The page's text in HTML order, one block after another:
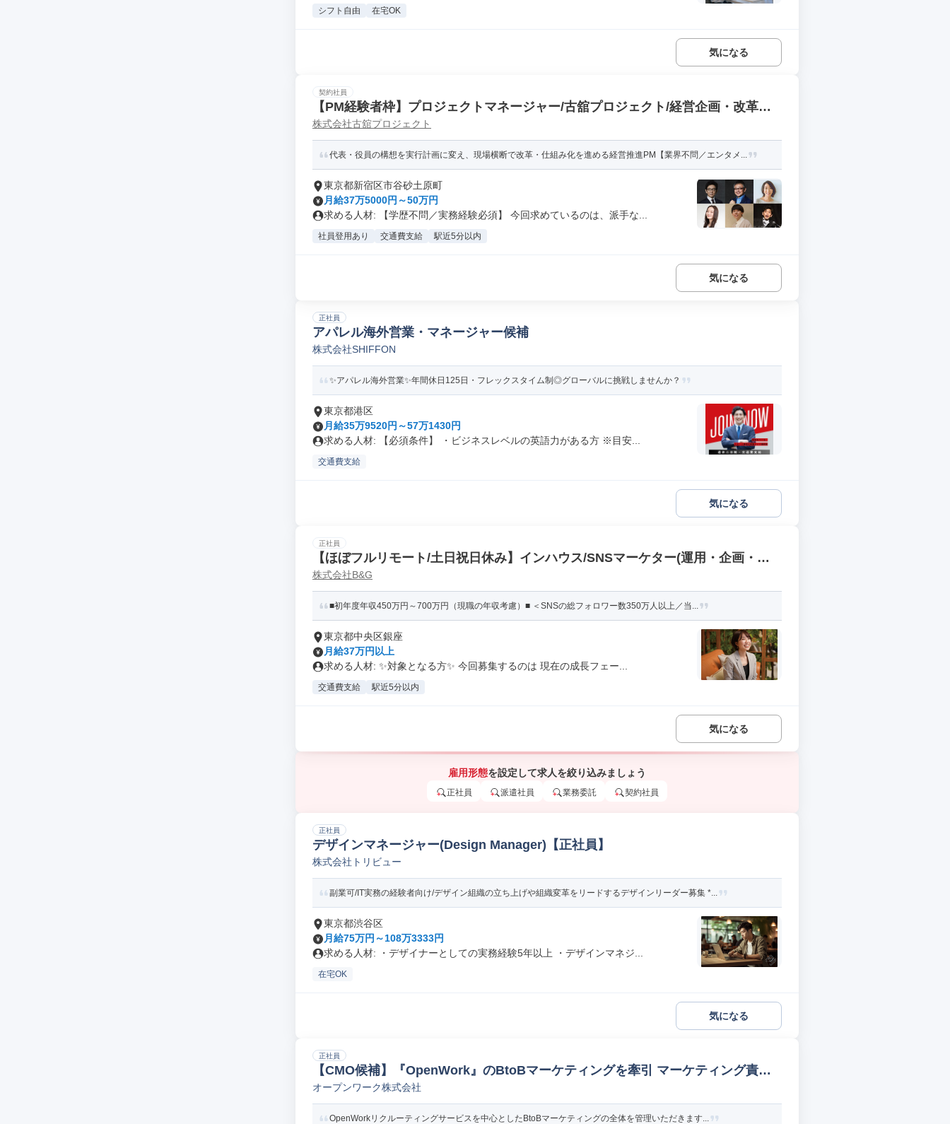
シフト自由 在宅OK
気になる
契約社員
【PM経験者枠】プロジェクトマネージャー/古舘プロジェクト/経営企画・改革推
進PM
株式会社古舘プロジェクト
代表・役員の構想を実行計画に変え、現場横断で改革・仕組み化を進める経営推進PM【業界不問／エンタメ...
東京都新宿区市谷砂土原町
月給37万5000円～50万円
求める人材: 【学歴不問／実務経験必須】 今回求めているのは、派手な...
社員登用あり 交通費支給 駅近5分以内
気になる
正社員
アパレル海外営業・マネージャー候補
株式会社SHIFFON
✨アパレル海外営業✨年間休日125日・フレックスタイム制◎グローバルに挑戦しませんか？
東京都港区
月給35万9520円～57万1430円
求める人材: 【必須条件】 ・ビジネスレベルの英語力がある方 ※目安...
交通費支給
気になる
正社員
【ほぼフルリモート/土日祝日休み】インハウス/SNSマーケター(運用・企画・撮
影・編集)※20代/30代の女性が活躍中
株式会社B&G
■初年度年収450万円～700万円（現職の年収考慮）■ ＜SNSの総フォロワー数350万人以上／当...
東京都中央区銀座
月給37万円以上
求める人材: ✨対象となる方✨ 今回募集するのは 現在の成長フェー...
交通費支給 駅近5分以内
気になる
雇用形態を設定して求人を絞り込みましょう
正社員 派遣社員 業務委託 契約社員
正社員
デザインマネージャー(Design Manager)【正社員】
株式会社トリビュー
副業可/IT実務の経験者向け/デザイン組織の立ち上げや組織変革をリードするデザインリーダー募集 *...
東京都渋谷区
月給75万円～108万3333円
求める人材: ・デザイナーとしての実務経験5年以上 ・デザインマネジ...
在宅OK
気になる
正社員
【CMO候補】『OpenWork』のBtoBマーケティングを牽引 マーケティング責任
者/CMO/Chief Marketing Officer
オープンワーク株式会社
OpenWorkリクルーティングサービスを中心としたBtoBマーケティングの全体を管理いただきます...